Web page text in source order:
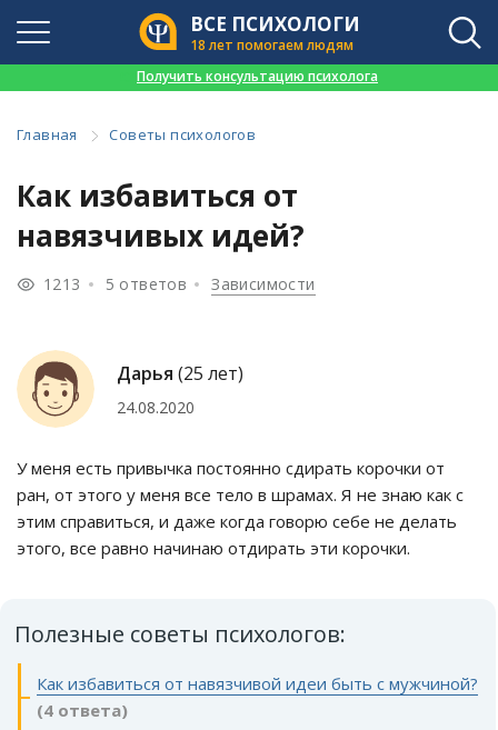
ВСЕ ПСИХОЛОГИ
18 лет помогаем людям
Получить консультацию психолога
Главная Советы психологов
Как избавиться от
навязчивых идей?
1213 5 ответов Зависимости
Дарья (25 лет)
24.08.2020
У меня есть привычка постоянно сдирать корочки от
ран, от этого у меня все тело в шрамах. Я не знаю как с
этим справиться, и даже когда говорю себе не делать
этого, все равно начинаю отдирать эти корочки.
Полезные советы психологов:
Как избавиться от навязчивой идеи быть с мужчиной?
(4 ответа)